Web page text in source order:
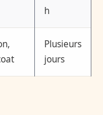
h
Plusieurs
jours